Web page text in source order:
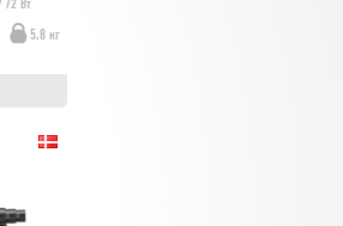
72 Вт
5,8 кг